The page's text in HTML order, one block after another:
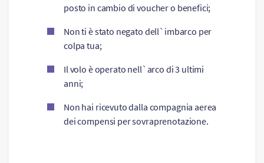
posto in cambio di voucher o benefici;
Non ti è stato negato dell`imbarco per
colpa tua;
Il volo è operato nell`arco di 3 ultimi
anni;
Non hai ricevuto dalla compagnia aerea
dei compensi per sovraprenotazione.